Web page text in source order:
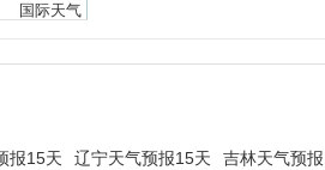
国际天气
报15天 辽宁天气预报15天 吉林天气预